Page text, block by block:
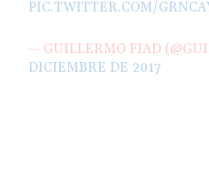
PIC.TWITTER.COM/
— GUILLERMO FIAD
DICIEMBRE DE 2017